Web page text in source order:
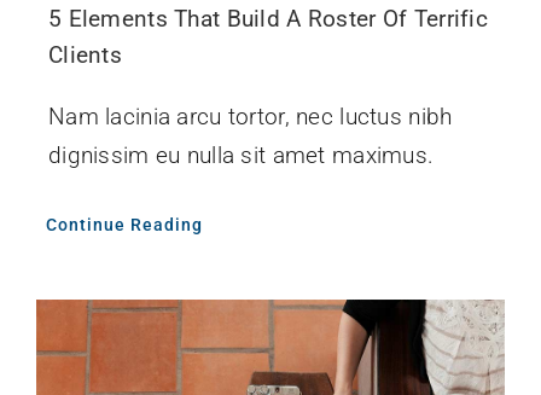
5 Elements That Build A Roster Of Terrific
Clients
Nam lacinia arcu tortor, nec luctus nibh
dignissim eu nulla sit amet maximus.
Continue Reading